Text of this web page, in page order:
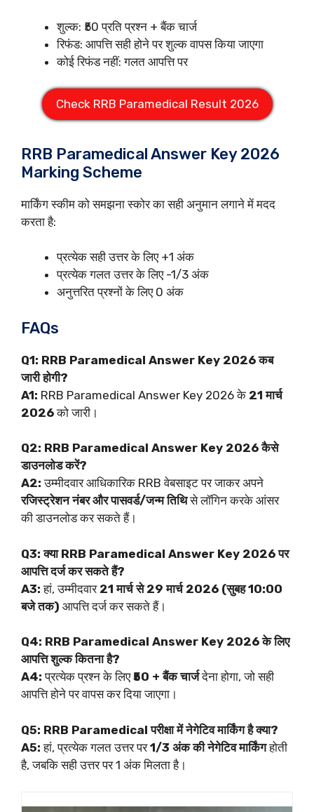
शुल्क: ₹50 प्रति प्रश्न + बैंक चार्ज
रिफंड: आपत्ति सही होने पर शुल्क वापस किया जाएगा
कोई रिफंड नहीं: गलत आपत्ति पर
Check RRB Paramedical Result 2026
RRB Paramedical Answer Key 2026
Marking Scheme
मार्किंग स्कीम को समझना स्कोर का सही अनुमान लगाने में मदद
करता है:
प्रत्येक सही उत्तर के लिए +1 अंक
प्रत्येक गलत उत्तर के लिए -1/3 अंक
अनुत्तरित प्रश्नों के लिए 0 अंक
FAQs
Q1: RRB Paramedical Answer Key 2026 कब
जारी होगी?
A1: RRB Paramedical Answer Key 2026 के 21 मार्च
2026को जारी।
Q2: RRB Paramedical Answer Key 2026 कैसे
डाउनलोड करें?
A2: उम्मीदवार आधिकारिक RRB वेबसाइट पर जाकर अपने
रजिस्ट्रेशन नंबर और पासवर्ड/जन्म तिथिसे लॉगिन करके आंसर
की डाउनलोड कर सकते हैं।
Q3: क्या RRB Paramedical Answer Key 2026 पर
आपत्ति दर्ज कर सकते हैं?
A3: हां, उम्मीदवार 21 मार्च से 29 मार्च 2026 (सुबह 10:00
बजे तक) आपत्ति दर्ज कर सकते हैं।
Q4: RRB Paramedical Answer Key 2026 के लिए
आपत्ति शुल्क कितना है?
A4: प्रत्येक प्रश्न के लिए₹50 + बैंक चार्जदेना होगा, जो सही
आपत्ति होने पर वापस कर दिया जाएगा।
Q5: RRB Paramedical परीक्षा में नेगेटिव मार्किंग है क्या?
A5: हां, प्रत्येक गलत उत्तर पर1/3 अंक की नेगेटिव मार्किंगहोती
है, जबकि सही उत्तर पर 1 अंक मिलता है।